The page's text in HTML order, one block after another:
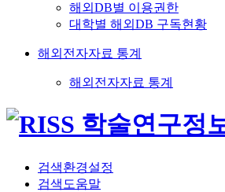
해외DB별 이용권한
대학별 해외DB 구독현황
해외전자자료 통계
해외전자자료 통계
검색환경설정
검색도움말